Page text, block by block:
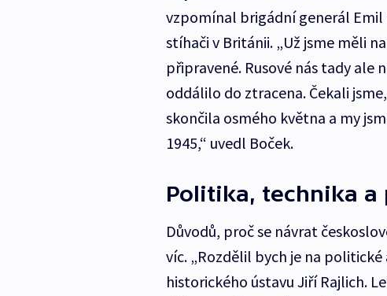
vzpomínal brigádní generál Emil
stíhači v Británii. „Už jsme měli
připravené. Rusové nás tady ale
oddálilo do ztracena. Čekali
skončila osmého května a my
1945,“ uvedl Boček.
Politika, technika
Důvodů, proč se návrat
víc. „Rozdělil bych je na
historického ústavu Jiří Rajlich.